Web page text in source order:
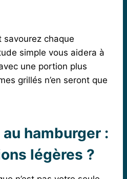
savourez chaque
simple vous aidera à
une portion plus
grillés n’en seront que
hamburger :
légères ?